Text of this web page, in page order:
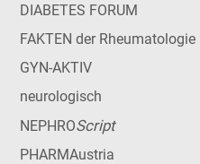
DIABETES FORUM
FAKTEN der Rheumatologie
GYN-AKTIV
neurologisch
NEPHROScript
PHARMAustria